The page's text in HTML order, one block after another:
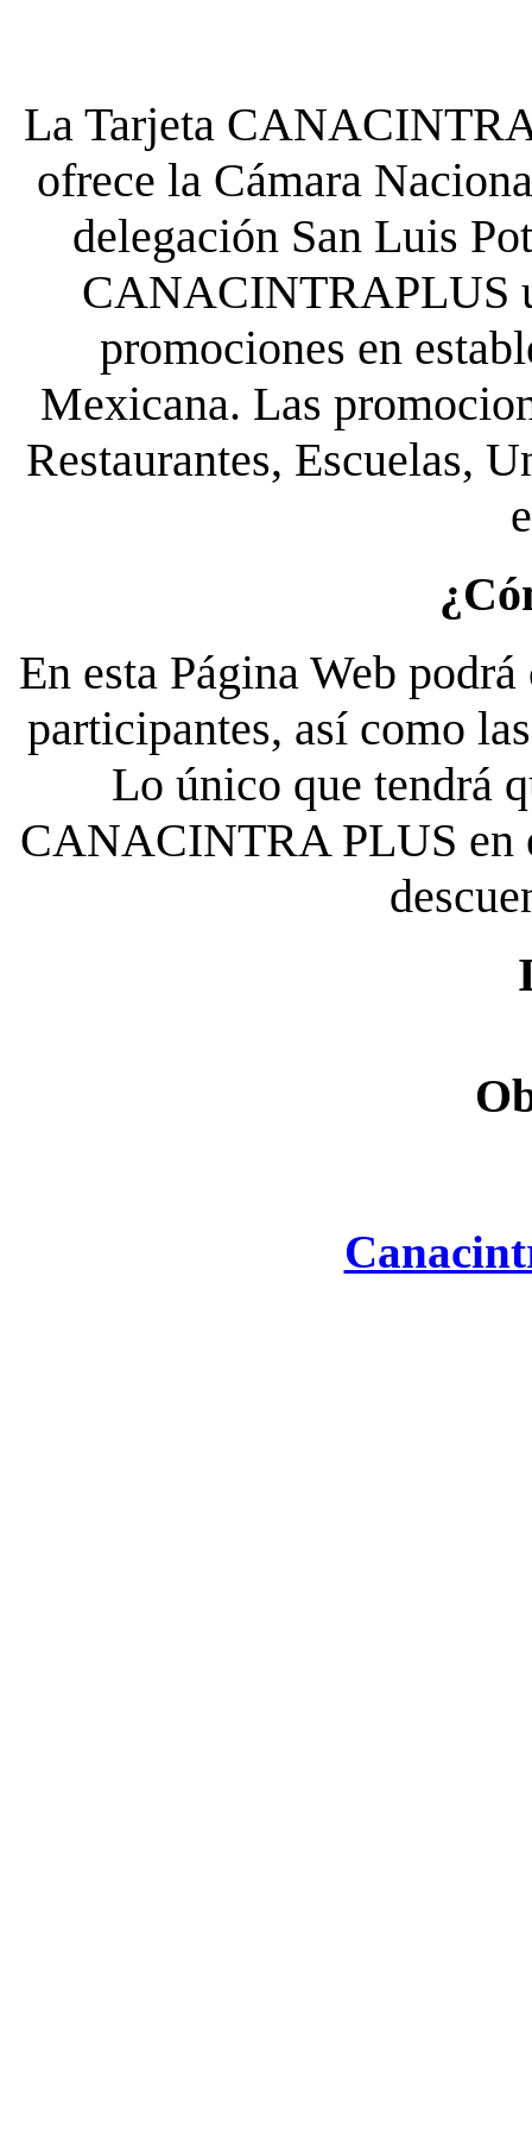
La Tarjeta
ofrece la Cámara
delegación San Luis
CANACINTRAPLUS
promociones en
Mexicana. Las
Restaurantes, Escuelas,
En esta Página Web
participantes, así como
Lo único que tendrá
CANACINTRA PLUS en